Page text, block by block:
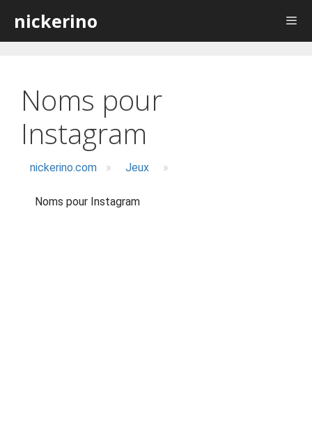
contenu
nickerino
Noms pour
Instagram
nickerino.com » Jeux »
Noms pour Instagram